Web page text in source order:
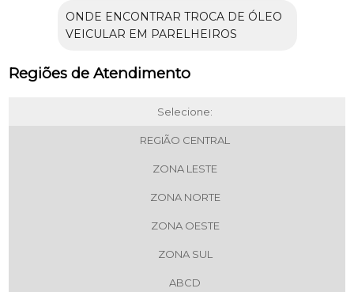
ONDE ENCONTRAR TROCA DE ÓLEO
VEICULAR EM PARELHEIROS
Regiões de Atendimento
Selecione:
REGIÃO CENTRAL
ZONA LESTE
ZONA NORTE
ZONA OESTE
ZONA SUL
ABCD